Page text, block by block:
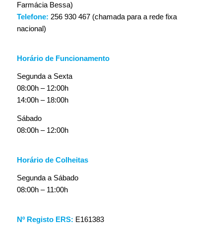
Farmácia Bessa)
Telefone: 256 930 467 (chamada para a rede fixa
nacional)
Horário de Funcionamento
Segunda a Sexta
08:00h – 12:00h
14:00h – 18:00h
Sábado
08:00h – 12:00h
Horário de Colheitas
Segunda a Sábado
08:00h – 11:00h
Nº Registo ERS: E161383